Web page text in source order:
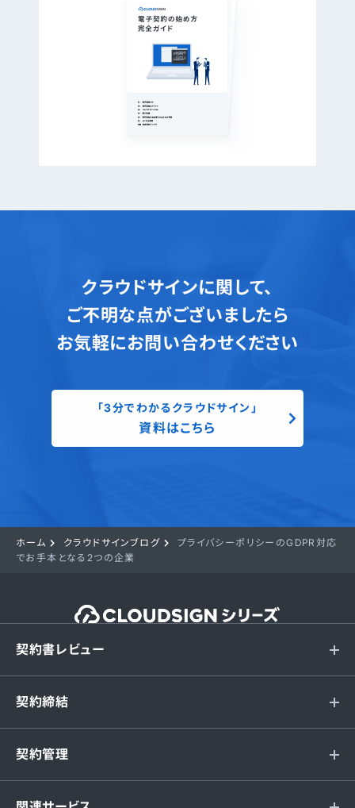
クラウドサインに関して、
ご不明な点がございましたら
お気軽にお問い合わせください
「3分でわかるクラウドサイン」
資料はこちら
ホーム クラウドサインブログ
プライバシーポリシーのGDPR対応
でお手本となる2つの企業
契約書レビュー
契約締結
契約管理